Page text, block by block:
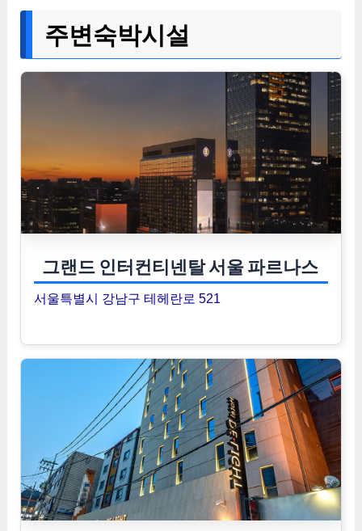
주변숙박시설
그랜드 인터컨티넨탈 서울 파르나스
서울특별시 강남구 테헤란로 521